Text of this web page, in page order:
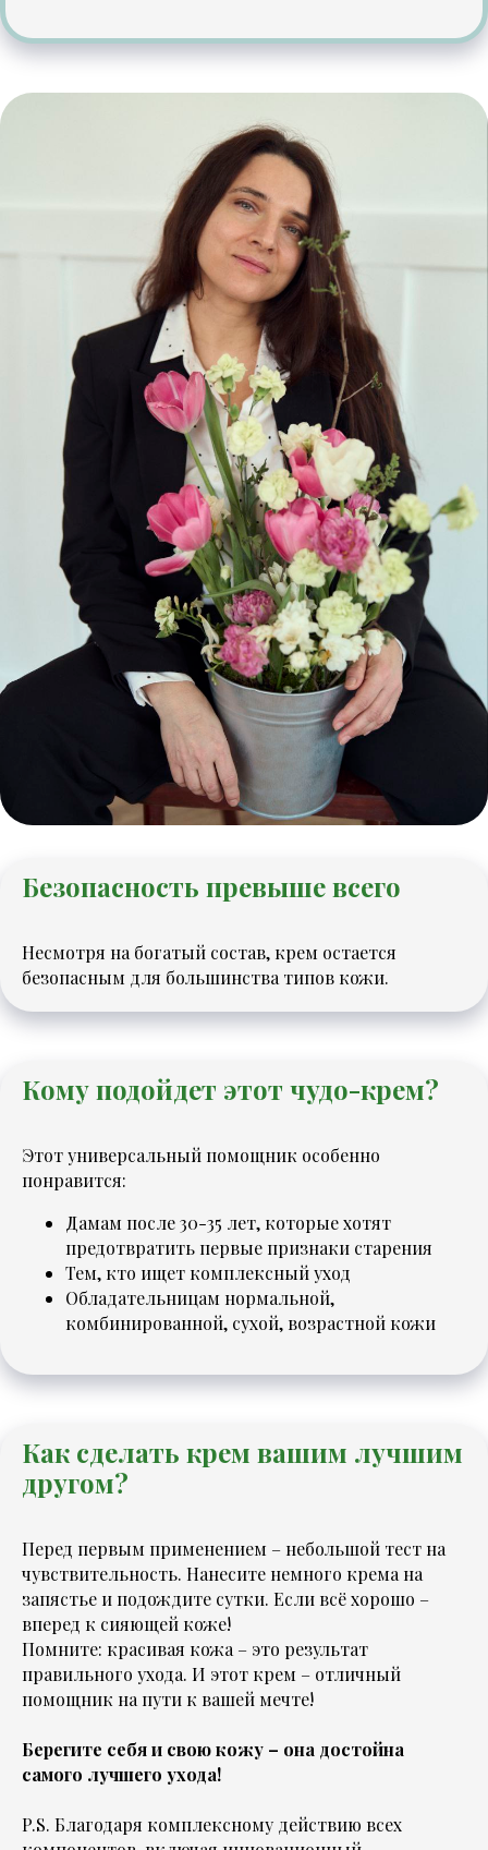
Безопасность превыше всего
Несмотря на богатый состав, крем остается
безопасным для большинства типов кожи.
Кому подойдет этот чудо-крем?
Этот универсальный помощник особенно
понравится:
Дамам после 30-35 лет, которые хотят
предотвратить первые признаки старения
Тем, кто ищет комплексный уход
Обладательницам нормальной,
комбинированной, сухой, возрастной кожи
Как сделать крем вашим лучшим
другом?
Перед первым применением – небольшой тест на
чувствительность. Нанесите немного крема на
запястье и подождите сутки. Если всё хорошо –
вперед к сияющей коже!
Помните: красивая кожа – это результат
правильного ухода. И этот крем – отличный
помощник на пути к вашей мечте!
Берегите себя и свою кожу – она достойна
самого лучшего ухода!
P.S. Благодаря комплексному действию всех